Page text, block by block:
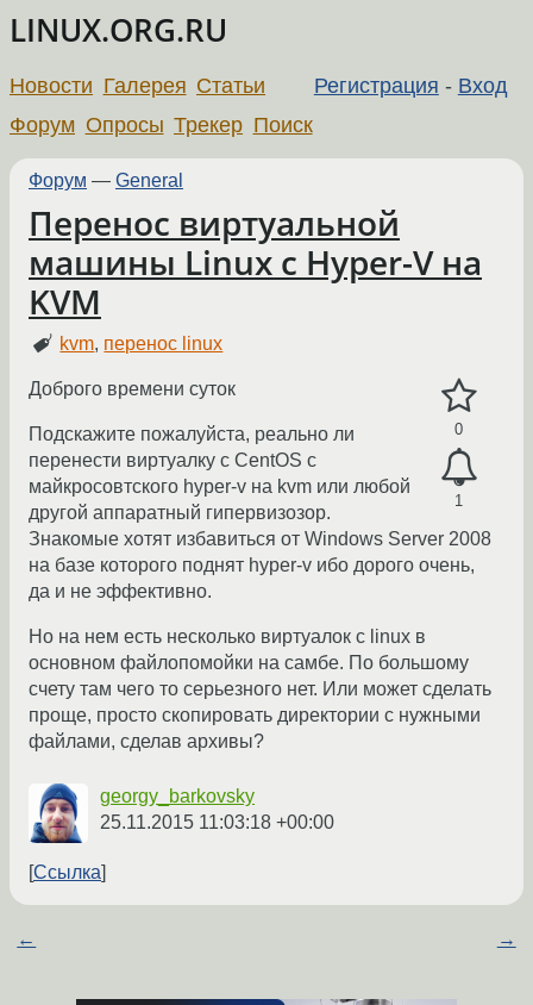
LINUX.ORG.RU
Регистрация - Вход
Новости Галерея Статьи
Форум Опросы Трекер Поиск
Форум — General
Перенос виртуальной
машины Linux с Hyper-V на
KVM
kvm, перенос linux
0
1
Доброго времени суток
Подскажите пожалуйста, реально ли
перенести виртуалку с CentOS с
майкросовтского hyper-v на kvm или любой
другой аппаратный гипервизозор.
Знакомые хотят избавиться от Windows Server 2008
на базе которого поднят hyper-v ибо дорого очень,
да и не эффективно.
Но на нем есть несколько виртуалок с linux в
основном файлопомойки на самбе. По большому
счету там чего то серьезного нет. Или может сделать
проще, просто скопировать директории с нужными
файлами, сделав архивы?
georgy_barkovsky
25.11.2015 11:03:18 +00:00
Ссылка
← →